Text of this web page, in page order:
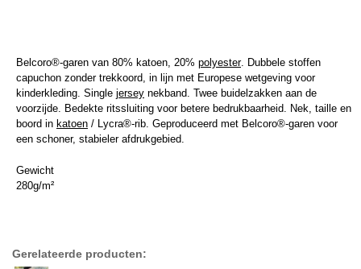
Belcoro®-garen van 80% katoen, 20% polyester. Dubbele stoffen
capuchon zonder trekkoord, in lijn met Europese wetgeving voor
kinderkleding. Single jersey nekband. Twee buidelzakken aan de
voorzijde. Bedekte ritssluiting voor betere bedrukbaarheid. Nek, taille en
boord in katoen / Lycra®-rib. Geproduceerd met Belcoro®-garen voor
een schoner, stabieler afdrukgebied.
Gewicht
280g/m²
Gerelateerde producten: